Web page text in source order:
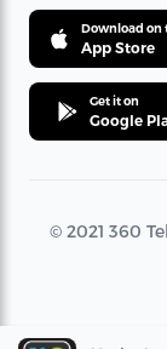
Download on
App Store
Get it on
Google
© 2021 360